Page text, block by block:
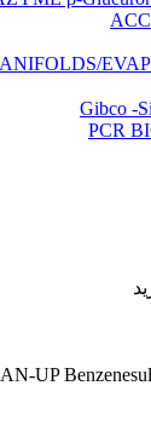
Gibco -
PCR